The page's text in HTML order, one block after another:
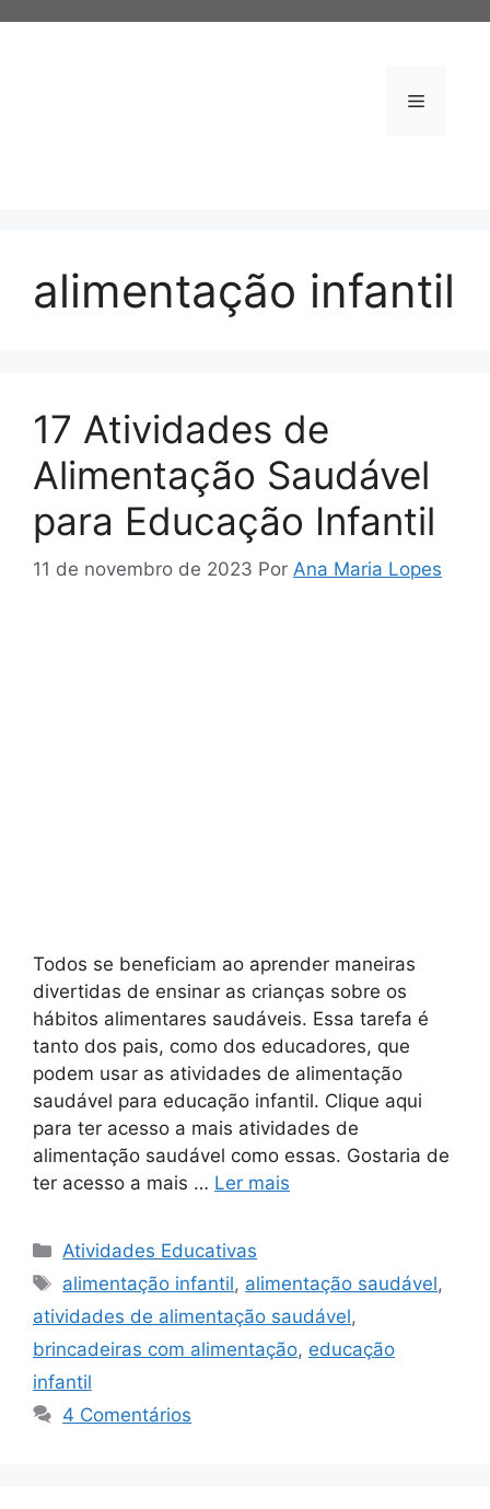
Menu
alimentação infantil
17 Atividades de
Alimentação Saudável
para Educação Infantil
11 de novembro de 2023 Por Ana Maria Lopes
Todos se beneficiam ao aprender maneiras
divertidas de ensinar as crianças sobre os
hábitos alimentares saudáveis. Essa tarefa é
tanto dos pais, como dos educadores, que
podem usar as atividades de alimentação
saudável para educação infantil. Clique aqui
para ter acesso a mais atividades de
alimentação saudável como essas. Gostaria de
ter acesso a mais … Ler mais
Categorias
Atividades Educativas
Tags
alimentação infantil, alimentação saudável,
atividades de alimentação saudável,
brincadeiras com alimentação, educação
infantil
4 Comentários